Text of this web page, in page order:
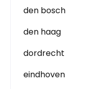
den bosch
den haag
dordrecht
eindhoven